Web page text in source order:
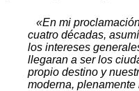
«En mi
cuatro décadas,
los intereses
llegaran a ser los
propio destino y
moderna,